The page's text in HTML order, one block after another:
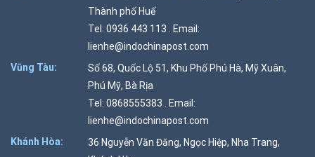
Thành phố Huế
Tel: 0936 443 113 . Email:
lienhe@indochinapost.com
Vũng Tàu:
Số 68, Quốc Lộ 51, Khu Phố Phú Hà, Mỹ Xuân,
Phú Mỹ, Bà Rịa
Tel: 0868555383 . Email:
lienhe@indochinapost.com
Khánh Hòa:
36 Nguyễn Văn Đăng, Ngọc Hiệp, Nha Trang,